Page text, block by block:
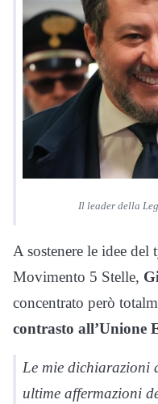
Il leader della
A sostenere le idee del
Movimento 5 Stelle,
concentrato però
contrasto all’Unione
Le mie dichiarazioni
ultime affermazioni